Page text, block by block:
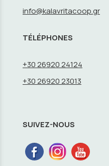
info@kalavritacoop.gr
TÉLÉPHONES
+30 26920 24124
+30 26920 23013
SUIVEZ-NOUS